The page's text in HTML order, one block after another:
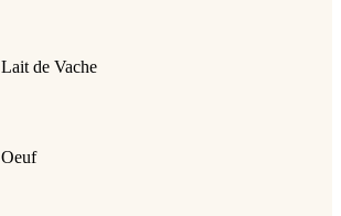
Lait de Vache
Oeuf